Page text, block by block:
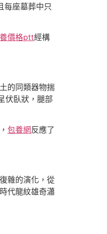
每座墓葬中只
價格ptt經構
的同類器物揣
伏臥狀，腿部
包養網反應了
雜的演化，從
代龍紋雄奇瀟